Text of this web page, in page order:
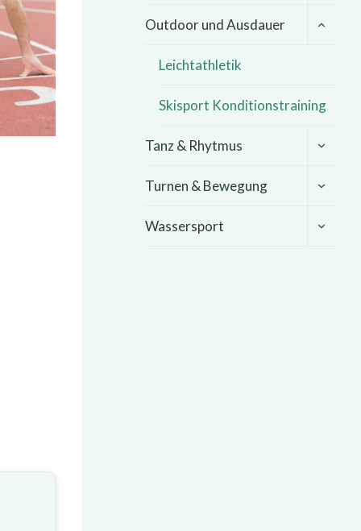
Outdoor und Ausdauer
Leichtathletik
Skisport Konditionstraining
Tanz & Rhytmus
Turnen & Bewegung
Wassersport